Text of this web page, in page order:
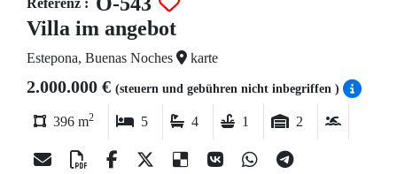
Referenz :
Villa im angebot
Estepona, Buenas Noches karte
2.000.000 € (steuern und gebühren nicht inbegriffen )
396 m2 5 4 1 2